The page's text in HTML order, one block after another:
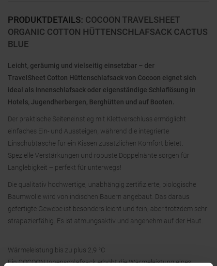
PRODUKTDETAILS: COCOON TRAVELSHEET
ORGANIC COTTON HÜTTENSCHLAFSACK CACTUS
BLUE
Leicht, geräumig und vielseitig einsetzbar – der
TravelSheet Cotton Hüttenschlafsack von Cocoon eignet sich
ideal als Innenschlafsack oder eigenständige Schlaflösung in
Hotels, Jugendherbergen, Berghütten und auf Booten.
Der praktische Seiteneinstieg mit Klettverschluss ermöglicht
einfaches Ein- und Aussteigen, während die integrierte
Einschubtasche für ein Kissen zusätzlichen Komfort bietet.
Spezielle Verstärkungen und robuste Doppelnähte sorgen für
Langlebigkeit – perfekt für unterwegs!
Die qualitativ hochwertige, unabhängig zertifizierte, biologische
Baumwolle wird von indischen Bauern angebaut. Das daraus
gefertigte Gewebe ist besonders leicht und fein, aber trotzdem sehr
strapazierfähig. Es ist atmungsaktiv und angenehm auf der Haut.
Wärmeleistung bis zu plus 2,9 °C
Ein COCOON Innenschlafsack erhöht die Wärmeleistung eines